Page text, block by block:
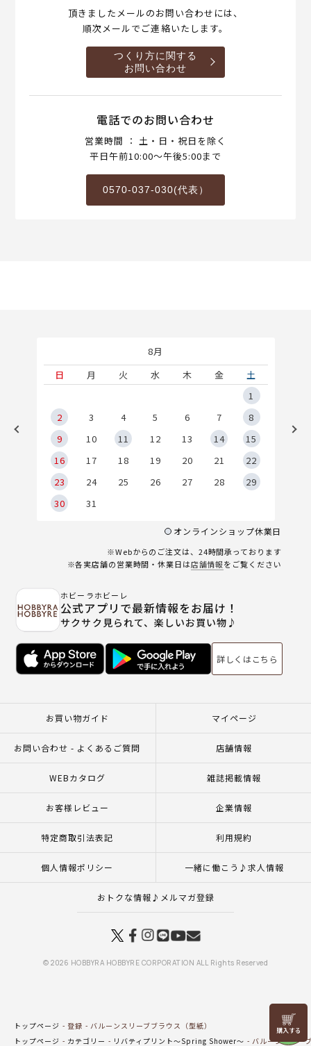
リリヤン
フェア
頂きましたメールのお問い合わせには、
順次メールでご連絡いたします。
つくり方に関する
お問い合わせ
電話でのお問い合わせ
営業時間 ： 土・日・祝日を除く
平日午前10:00～午後5:00まで
0570-037-030(代表）
8月
日
月 火 水 木 金
土
1
2
3 4 5 6 7
8
9
10 11 12 13 14
15
16
17 18 19 20 21
22
23
24 25 26 27 28
29
30
31
オンラインショップ休業日
※Webからのご注文は、24時間承っております
※各実店舗の営業時間・休業日は店舗情報をご覧ください
ホビーラホビーレ
公式アプリで最新情報をお届け！
サクサク見られて、楽しいお買い物♪
詳しくはこちら
お買い物ガイド マイページ
お問い合わせ - よくあるご質問 店舗情報
WEBカタログ 雑誌掲載情報
お客様レビュー 企業情報
特定商取引法表記 利用規約
個人情報ポリシー 一緒に働こう♪求人情報
おトクな情報♪メルマガ登録
© 2026 HOBBYRA HOBBYRE CORPORATION ALL Rights Reserved
トップページ 登録
バルーンスリーブブラウス（型紙）
トップページ
カテゴリー リバティプリント～Spring Shower～ バルーンスリー